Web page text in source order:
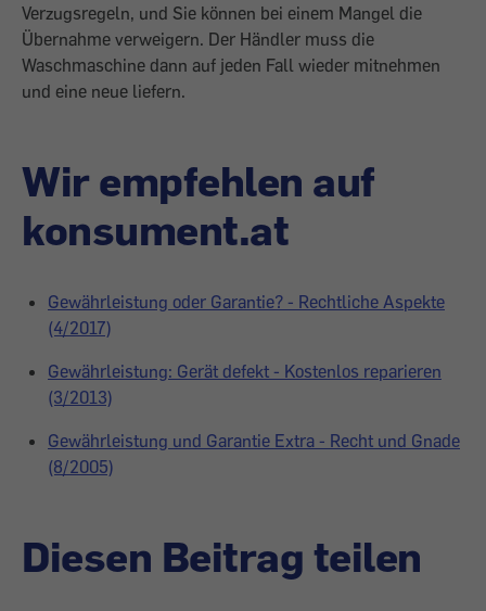
Verzugsregeln, und Sie können bei einem Mangel die
Übernahme verweigern. Der Händler muss die
Waschmaschine dann auf jeden Fall wieder mitnehmen
und eine neue liefern.
Wir empfehlen auf
konsument.at
Gewährleistung oder Garantie? - Rechtliche Aspekte
(4/2017)
Gewährleistung: Gerät defekt - Kostenlos reparieren
(3/2013)
Gewährleistung und Garantie Extra - Recht und Gnade
(8/2005)
Diesen Beitrag teilen